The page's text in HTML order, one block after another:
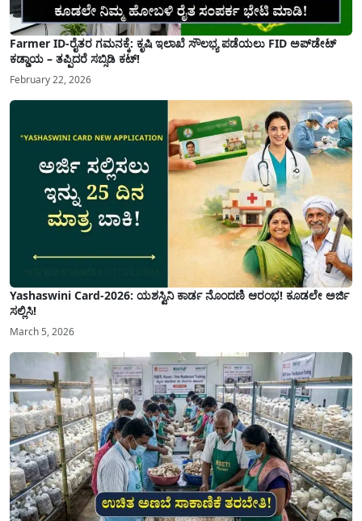
Farmer ID-ರೈತರ ಗಮನಕ್ಕೆ: ಕೃಷಿ ಇಲಾಖೆ ಸೌಲಭ್ಯ ಪಡೆಯಲು FID ಅಪ್‌ಡೇಟ್
ಕಡ್ಡಾಯ – ತಪ್ಪಿದರೆ ಸಬ್ಸಿಡಿ ಕಟ್!
February 22, 2026
Yashaswini Card-2026: ಯಶಸ್ವಿನಿ ಕಾರ್ಡ ನೊಂದಣಿ ಆರಂಭ! ಕೂಡಲೇ ಅರ್ಜಿ
ಸಲ್ಲಿಸಿ!
March 5, 2026